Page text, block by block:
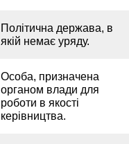
Політична держава, в
якій немає уряду.
Особа, призначена
органом влади для
роботи в якості
керівництва.